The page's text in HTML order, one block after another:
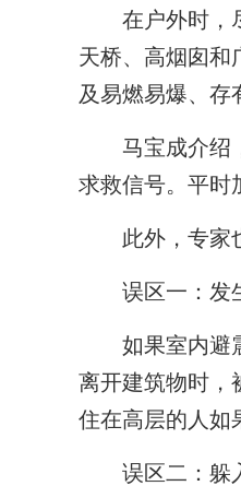
在户外时，尽
天桥、高烟囱和
及易燃易爆、存
马宝成介绍，
求救信号。平时
此外，专家也
误区一：发生
如果室内避震
离开建筑物时，
住在高层的人如
误区二：躲